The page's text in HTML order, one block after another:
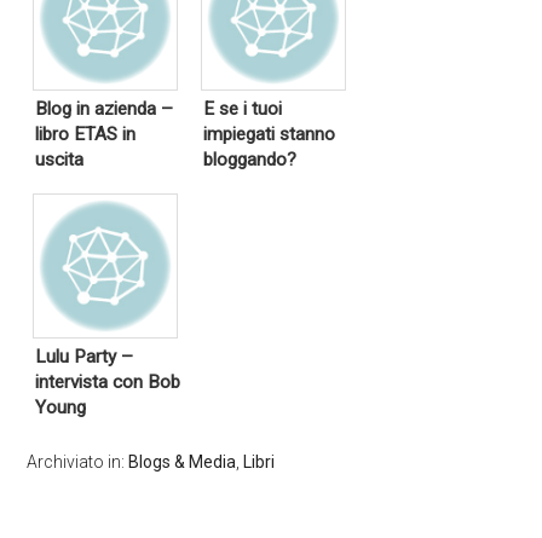
Blog in azienda –
libro ETAS in
uscita
E se i tuoi
impiegati stanno
bloggando?
Lulu Party –
intervista con Bob
Young
Archiviato in: Blogs & Media, Libri